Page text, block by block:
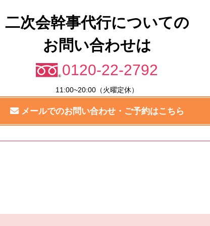
二次会幹事代行についての
お問い合わせは
0120-22-2792
11:00~20:00（火曜定休）
メールでのお問い合わせ・ご予約はこちら